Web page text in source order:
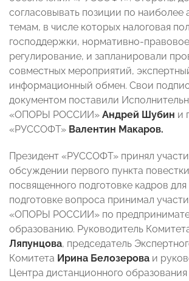
согласовывать позиции по наиболее
темам, в числе которых налоговая
господдержки, нормативно-правовое
регулирование, и запланировали
совместных мероприятий,
информационный обмен. Свои
документом поставили
«ОПОРЫ РОССИИ» Андрей Шубин и
«РУССОФТ» Валентин Макаров.
Президент «РУССОФТ» принял
обсуждении первого пункта
посвященного подготовке кадров
подготовке вопроса принимал
«ОПОРЫ РОССИИ» по
образованию. Руководитель
Ляпунцова, председатель
Комитета Ирина Белозерова и
Центра дистанционного